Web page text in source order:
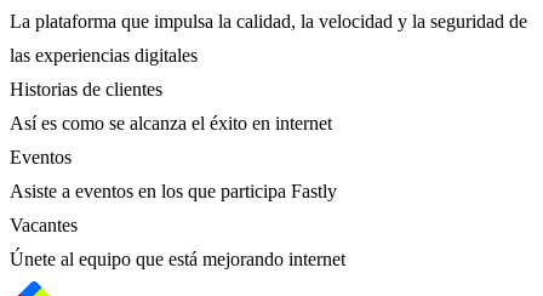
La plataforma que impulsa la calidad, la velocidad y la seguridad de
las experiencias digitales
Historias de clientes
Así es como se alcanza el éxito en internet
Eventos
Asiste a eventos en los que participa Fastly
Vacantes
Únete al equipo que está mejorando internet